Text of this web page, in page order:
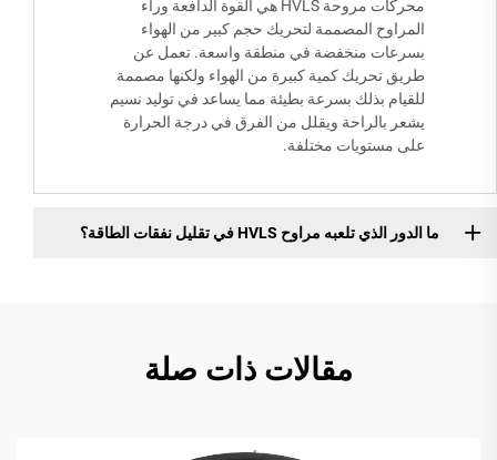
محركات مروحة HVLS هي القوة الدافعة وراء
المراوح المصممة لتحريك حجم كبير من الهواء
بسرعات منخفضة في منطقة واسعة. تعمل عن
طريق تحريك كمية كبيرة من الهواء ولكنها مصممة
للقيام بذلك بسرعة بطيئة مما يساعد في توليد نسيم
يشعر بالراحة ويقلل من الفرق في درجة الحرارة
على مستويات مختلفة.
ما الدور الذي تلعبه مراوح HVLS في تقليل نفقات الطاقة؟
مقالات ذات صلة